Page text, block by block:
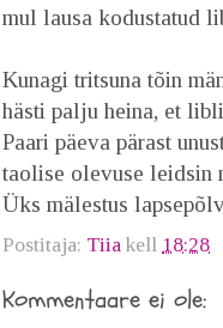
mul lausa kodustatud
Kunagi tritsuna tõin
hästi palju heina, et
Paari päeva pärast
taolise olevuse leidsin
Üks mälestus
Postitaja: Tiia kell 18:28
Kommentaare ei ole: